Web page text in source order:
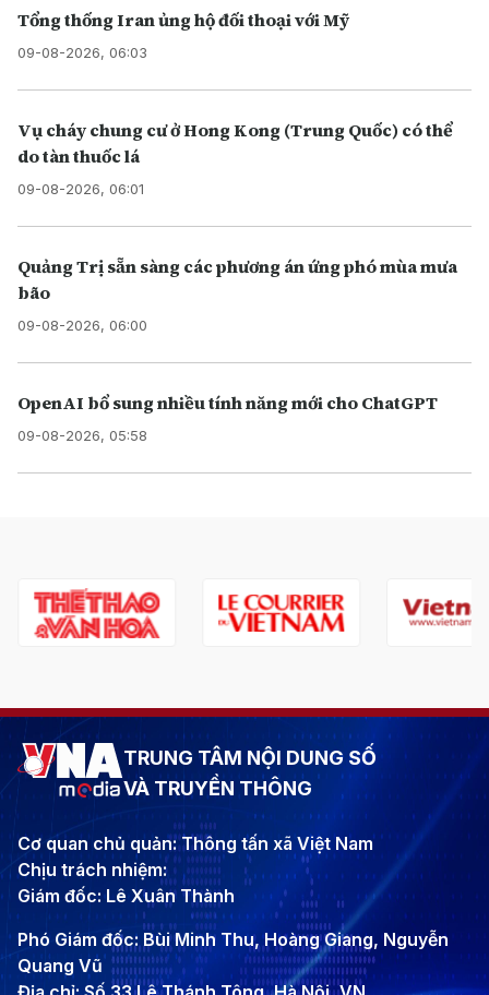
Tổng thống Iran ủng hộ đối thoại với Mỹ
09-08-2026, 06:03
Vụ cháy chung cư ở Hong Kong (Trung Quốc) có thể
do tàn thuốc lá
09-08-2026, 06:01
Quảng Trị sẵn sàng các phương án ứng phó mùa mưa
bão
09-08-2026, 06:00
OpenAI bổ sung nhiều tính năng mới cho ChatGPT
09-08-2026, 05:58
TRUNG TÂM NỘI DUNG SỐ
VÀ TRUYỀN THÔNG
Cơ quan chủ quản: Thông tấn xã Việt Nam
Chịu trách nhiệm:
Giám đốc: Lê Xuân Thành
Phó Giám đốc: Bùi Minh Thu, Hoàng Giang, Nguyễn
Quang Vũ